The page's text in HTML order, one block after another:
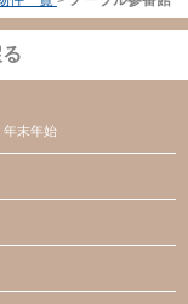
年末年始